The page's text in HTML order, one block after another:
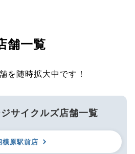
舗一覧
を随時拡大中です！
サイクルズ店舗一覧
模原駅前店